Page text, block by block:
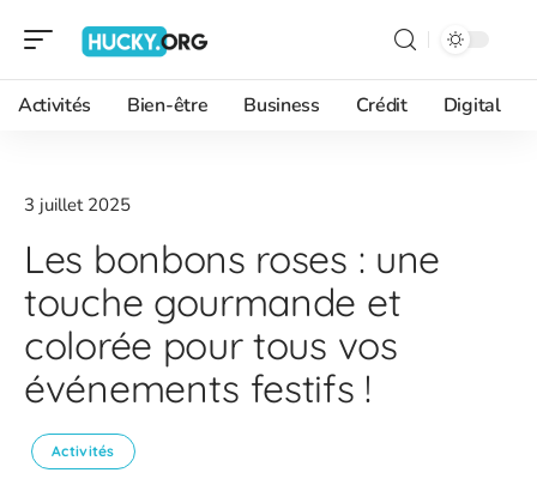
Activités Bien-être Business Crédit Digital
3 juillet 2025
Les bonbons roses : une
touche gourmande et
colorée pour tous vos
événements festifs !
Activités